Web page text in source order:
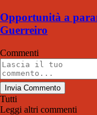
Opportunità a
Guerreiro
Commenti
Invia Commento
Tutti
Leggi altri commenti